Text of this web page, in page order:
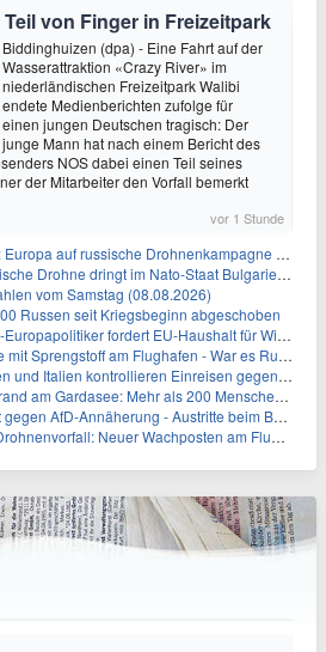
von Finger in Freizeitpark
Biddinghuizen (dpa) - Eine Fahrt auf der
Wasserattraktion «Crazy River» im
niederländischen Freizeitpark Walibi
endete Medienberichten zufolge für
einen jungen Deutschen tragisch: Der
junge Mann hat nach einem Bericht des
NOS dabei einen Teil seines
der Mitarbeiter den Vorfall bemerkt
vor 1 Stunde
auf russische Drohnenkampagne unzureichend vorbereitet
Drohne dringt im Nato-Staat Bulgarien ein
vom Samstag (08.08.2026)
Russen seit Kriegsbeginn abgeschoben
fordert EU-Haushalt für Wirtschaftsumbau
Sprengstoff am Flughafen - War es Russland?
und Italien kontrollieren Einreisen gegenseitig
am Gardasee: Mehr als 200 Menschen evakuiert
AfD-Annäherung - Austritte beim BSW Sachsen-Anhalt
Neuer Wachposten am Flughafen